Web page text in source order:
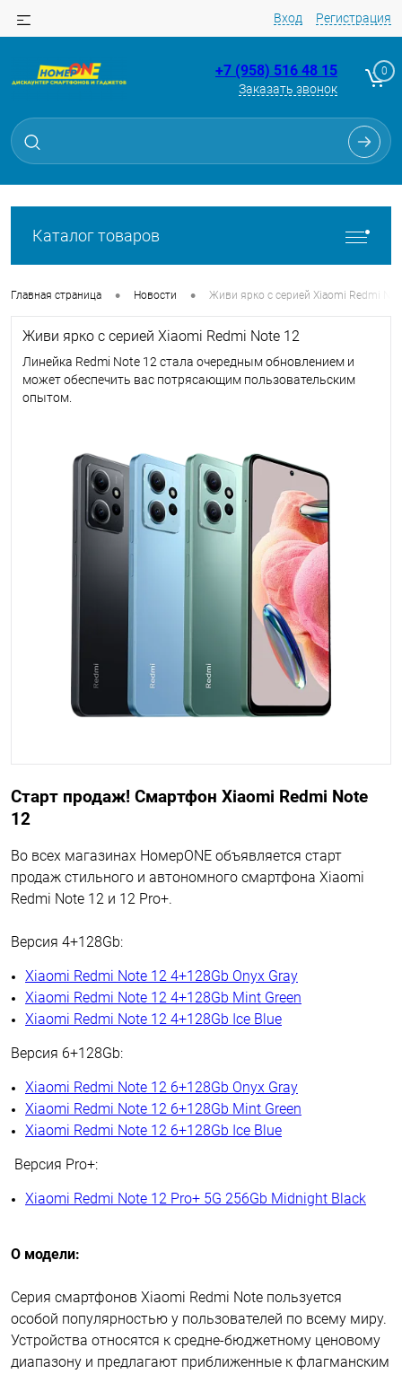
Вход Регистрация
+7 (958) 516 48 15
Заказать звонок
0
Каталог товаров
Главная страница • Новости • Живи ярко с серией Xiaomi Redmi
Живи ярко с серией Xiaomi Redmi Note 12
Линейка Redmi Note 12 стала очередным обновлением и
может обеспечить вас потрясающим пользовательским
опытом.
Старт продаж! Смартфон Xiaomi Redmi Note
12
Во всех магазинах НомерONE объявляется старт
продаж стильного и автономного смартфона Xiaomi
Redmi Note 12 и 12 Pro+.
Версия 4+128Gb:
Xiaomi Redmi Note 12 4+128Gb Onyx Gray
Xiaomi Redmi Note 12 4+128Gb Mint Green
Xiaomi Redmi Note 12 4+128Gb Ice Blue
Версия 6+128Gb:
Xiaomi Redmi Note 12 6+128Gb Onyx Gray
Xiaomi Redmi Note 12 6+128Gb Mint Green
Xiaomi Redmi Note 12 6+128Gb Ice Blue
Версия Pro+:
Xiaomi Redmi Note 12 Pro+ 5G 256Gb Midnight Black
О модели:
Серия смартфонов Xiaomi Redmi Note пользуется
особой популярностью у пользователей по всему миру.
Устройства относятся к средне-бюджетному ценовому
диапазону и предлагают приближенные к флагманским